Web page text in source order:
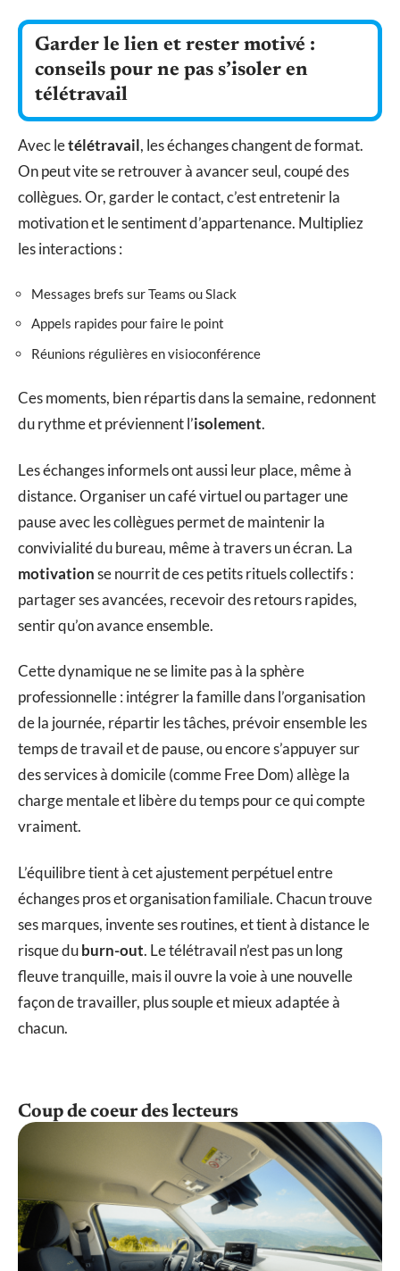
Garder le lien et rester motivé :
conseils pour ne pas s’isoler en
télétravail
Avec letélétravail, les échanges changent de format.
On peut vite se retrouver à avancer seul, coupé des
collègues. Or, garder le contact, c’est entretenir la
motivation et le sentiment d’appartenance. Multipliez
les interactions :
Messages brefs sur Teams ou Slack
Appels rapides pour faire le point
Réunions régulières en visioconférence
Ces moments, bien répartis dans la semaine, redonnent
du rythme et préviennent l’isolement.
Les échanges informels ont aussi leur place, même à
distance. Organiser un café virtuel ou partager une
pause avec les collègues permet de maintenir la
convivialité du bureau, même à travers un écran. La
motivationse nourrit de ces petits rituels collectifs :
partager ses avancées, recevoir des retours rapides,
sentir qu’on avance ensemble.
Cette dynamique ne se limite pas à la sphère
professionnelle : intégrer la famille dans l’organisation
de la journée, répartir les tâches, prévoir ensemble les
temps de travail et de pause, ou encore s’appuyer sur
des services à domicile (comme Free Dom) allège la
charge mentale et libère du temps pour ce qui compte
vraiment.
L’équilibre tient à cet ajustement perpétuel entre
échanges pros et organisation familiale. Chacun trouve
ses marques, invente ses routines, et tient à distance le
risque duburn-out. Le télétravail n’est pas un long
fleuve tranquille, mais il ouvre la voie à une nouvelle
façon de travailler, plus souple et mieux adaptée à
chacun.
Coup de coeur des lecteurs